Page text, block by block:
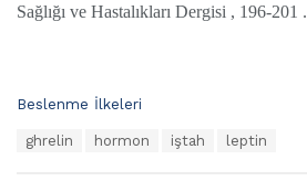
Sağlığı ve Hastalıkları Dergisi , 196-201 .
C
Beslenme İlkeleri
ghrelin hormon iştah leptin